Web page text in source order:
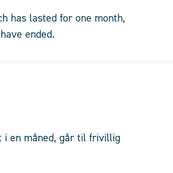
has lasted for one month,
ended.
i en måned, går til frivillig